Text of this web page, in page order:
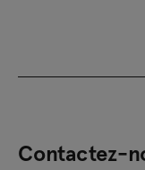
Contactez-